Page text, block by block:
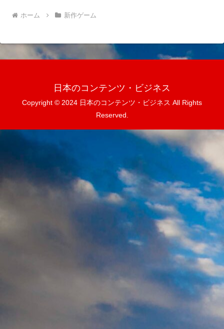
ホーム 新作ゲーム
日本のコンテンツ・ビジネス
Copyright © 2024 日本のコンテンツ・ビジネス All Rights
Reserved.